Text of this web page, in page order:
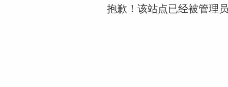
抱歉！该站点已经被管理